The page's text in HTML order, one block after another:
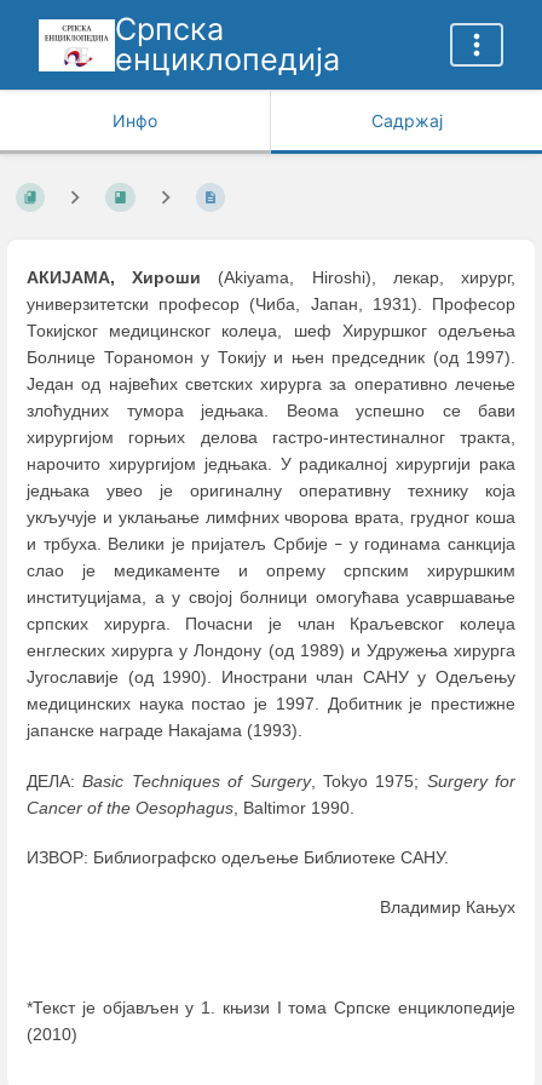
Српска
енциклопедија
Инфо Садржај
АКИЈАМА, Хироши (Akiyama, Hiroshi), лекар, хирург,
универзитетски професор (Чиба, Јапан, 1931). Професор
Токијског медицинског колеџа, шеф Хируршког одељења
Болнице Тораномон у Токију и њен председник (од 1997).
Један од највећих светских хирурга за оперативно лечење
злоћудних тумора једњака. Веома успешно се бави
хирургијом горњих делова гастро-интестиналног тракта,
нарочито хирургијом једњака. У радикалној хирургији рака
једњака увео је оригиналну оперативну технику која
укључује и уклањање лимфних чворова врата, грудног коша
и трбуха. Велики је пријатељ Србије – у годинама санкција
слао је медикаменте и опрему српским хируршким
институцијама, а у својој болници омогућава усавршавање
српских хирурга. Почасни је члан Краљевског колеџа
енглеских хирурга у Лондону (од 1989) и Удружења хирурга
Југославије (од 1990). Инострани члан САНУ у Одељењу
медицинских наука постао је 1997. Добитник је престижне
јапанске награде Накајама (1993).
ДЕЛА:Basic Techniques of Surgery, Tokyo 1975; Surgery for
Cancer of the Oesophagus , Baltimor 1990.
ИЗВОР: Библиографско одељење Библиотеке САНУ.
Владимир Кањух
*Текст је објављен у 1. књизи I тома Српске енциклопедије
(2010)